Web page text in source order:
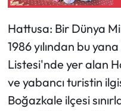
Hattusa: Bir Dünya
1986 yılından bu
Listesi'nde yer alan
ve yabancı turistin
Boğazkale ilçesi